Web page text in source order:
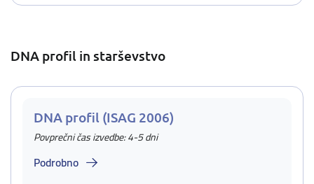
DNA profil in starševstvo
DNA profil (ISAG 2006)
Povprečni čas izvedbe: 4-5 dni
Podrobno